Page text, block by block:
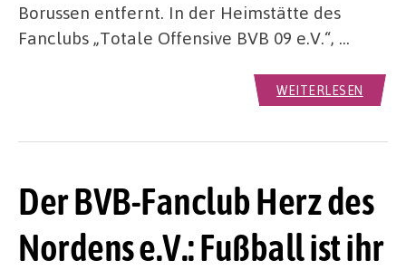
Borussen entfernt. In der Heimstätte des
Fanclubs „Totale Offensive BVB 09 e.V.“, …
WEITERLESEN
Der BVB-Fanclub Herz des
Nordens e.V.: Fußball ist ihr